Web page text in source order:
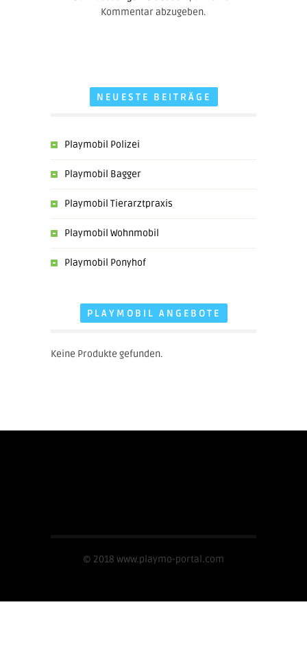
Kommentar abzugeben.
NEUESTE BEITRÄGE
Playmobil Polizei
Playmobil Bagger
Playmobil Tierarztpraxis
Playmobil Wohnmobil
Playmobil Ponyhof
PLAYMOBIL ANGEBOTE
Keine Produkte gefunden.
© 2018 www.playmo-portal.com